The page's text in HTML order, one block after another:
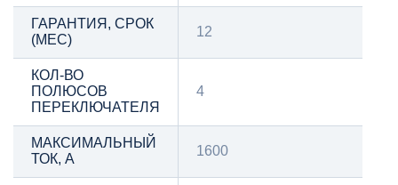
ГАРАНТИЯ, СРОК
(МЕС)
12
КОЛ-ВО
ПОЛЮСОВ
ПЕРЕКЛЮЧАТЕЛЯ
4
МАКСИМАЛЬНЫЙ
ТОК, А
1600